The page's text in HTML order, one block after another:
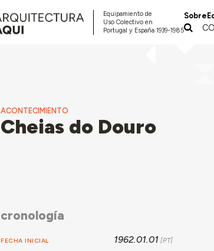
Equipamiento de
Uso Colectivo en
Portugal y España 1939-1985
Sobre
ACONTECIMIENTO
Cheias do Douro
cronología
FECHA INICIAL 1962.01.01